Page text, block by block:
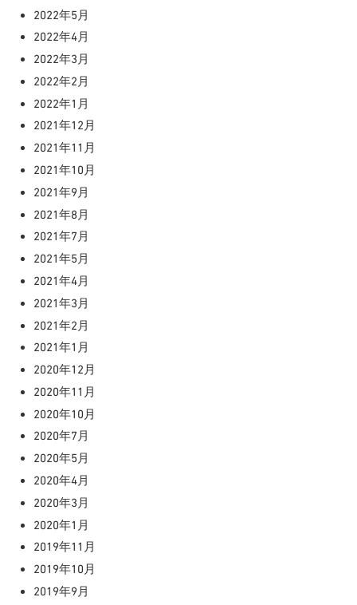
2022年5月
2022年4月
2022年3月
2022年2月
2022年1月
2021年12月
2021年11月
2021年10月
2021年9月
2021年8月
2021年7月
2021年5月
2021年4月
2021年3月
2021年2月
2021年1月
2020年12月
2020年11月
2020年10月
2020年7月
2020年5月
2020年4月
2020年3月
2020年1月
2019年11月
2019年10月
2019年9月